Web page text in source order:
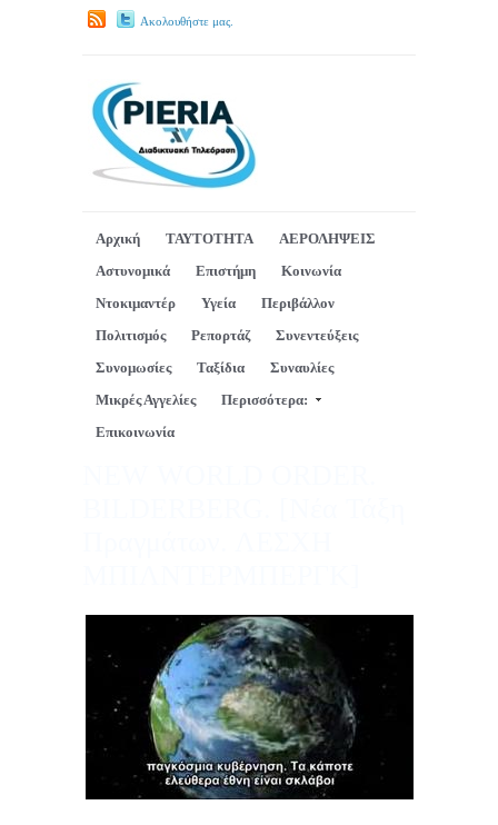
Ακολουθήστε μας.
Αρχική ΤΑΥΤΟΤΗΤΑ
ΑΕΡΟΛΗΨΕΙΣ
Αστυνομικά
Επιστήμη
Κοινωνία
Ντοκιμαντέρ
Υγεία
Περιβάλλον
Πολιτισμός
Ρεπορτάζ
Συνεντεύξεις
Συνομωσίες
Ταξίδια
Συναυλίες
Μικρές Αγγελίες
Περισσότερα:
Επικοινωνία